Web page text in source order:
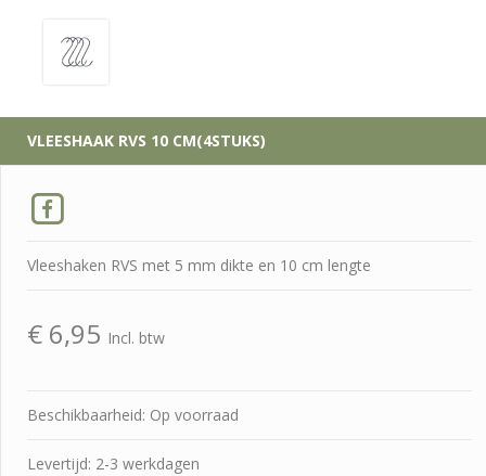
VLEESHAAK RVS 10 CM(4STUKS)
Vleeshaken RVS met 5 mm dikte en 10 cm lengte
€ 6,95 Incl. btw
Beschikbaarheid: Op voorraad
Levertijd: 2-3 werkdagen